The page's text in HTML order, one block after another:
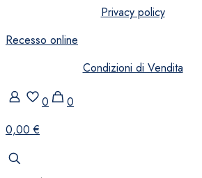
Privacy policy
Recesso online
Condizioni di Vendita
0
0
0,00 €